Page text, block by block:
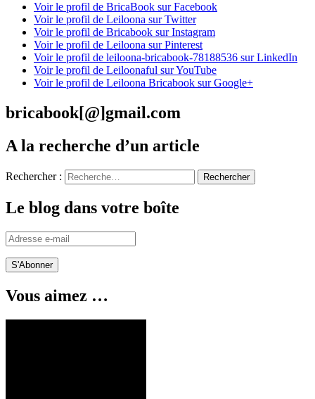
Voir le profil de BricaBook sur Facebook
Voir le profil de Leiloona sur Twitter
Voir le profil de Bricabook sur Instagram
Voir le profil de Leiloona sur Pinterest
Voir le profil de leiloona-bricabook-78188536 sur LinkedIn
Voir le profil de Leiloonaful sur YouTube
Voir le profil de Leiloona Bricabook sur Google+
bricabook[@]gmail.com
A la recherche d’un article
Rechercher :
Le blog dans votre boîte
Adresse
e-
mail
Vous aimez …